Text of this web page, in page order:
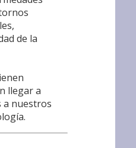
de la
llegar a
a nuestros